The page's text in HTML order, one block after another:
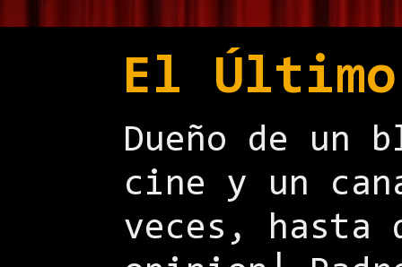
El
Dueño de un
cine y un
veces, hasta